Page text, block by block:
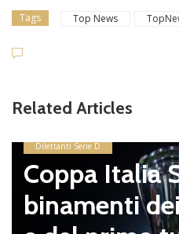
Tags Top News
Related Articles
Dilettanti Serie D
Coppa Italia
binamenti